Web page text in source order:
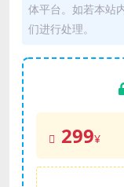
体平台。如若本站
们进行处理。
299¥